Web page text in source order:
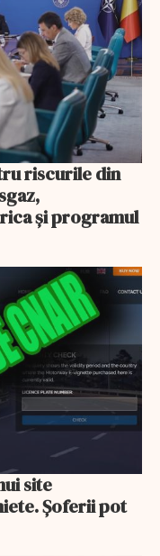
riscurile din
și programul
site
Șoferii pot